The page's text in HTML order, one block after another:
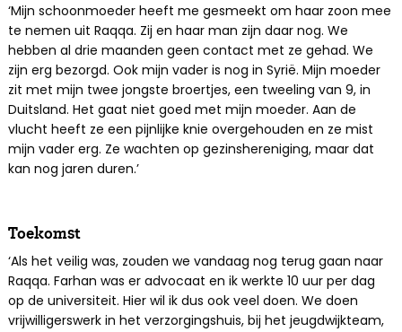
‘Mijn schoonmoeder heeft me gesmeekt om haar zoon mee
te nemen uit Raqqa. Zij en haar man zijn daar nog. We
hebben al drie maanden geen contact met ze gehad. We
zijn erg bezorgd. Ook mijn vader is nog in Syrië. Mijn moeder
zit met mijn twee jongste broertjes, een tweeling van 9, in
Duitsland. Het gaat niet goed met mijn moeder. Aan de
vlucht heeft ze een pijnlijke knie overgehouden en ze mist
mijn vader erg. Ze wachten op gezinshereniging, maar dat
kan nog jaren duren.’
Toekomst
‘Als het veilig was, zouden we vandaag nog terug gaan naar
Raqqa. Farhan was er advocaat en ik werkte 10 uur per dag
op de universiteit. Hier wil ik dus ook veel doen. We doen
vrijwilligerswerk in het verzorgingshuis, bij het jeugdwijkteam,